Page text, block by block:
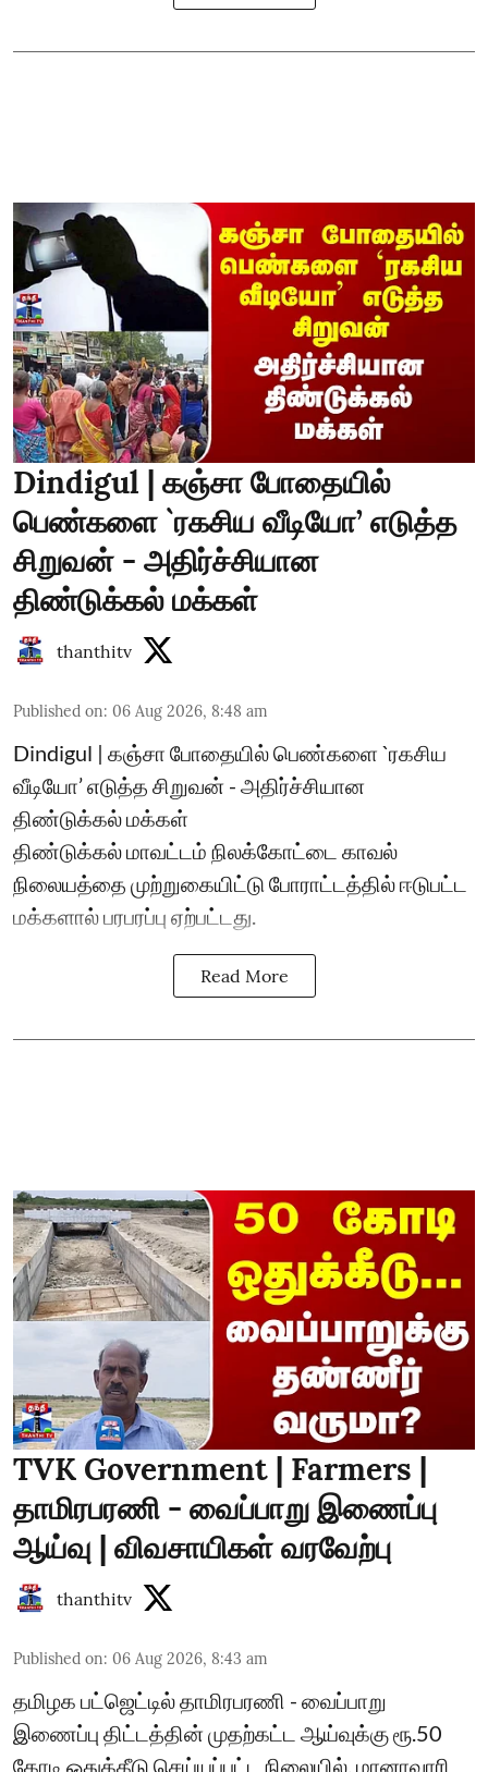
Dindigul | கஞ்சா போதையில்
பெண்களை `ரகசிய வீடியோ’ எடுத்த
சிறுவன் - அதிர்ச்சியான
திண்டுக்கல் மக்கள்
thanthitv
Published on: 06 Aug 2026, 8:48 am
Dindigul | கஞ்சா போதையில் பெண்களை `ரகசிய
வீடியோ’ எடுத்த சிறுவன் - அதிர்ச்சியான
திண்டுக்கல் மக்கள்
திண்டுக்கல் மாவட்டம் நிலக்கோட்டை காவல்
நிலையத்தை முற்றுகையிட்டு போராட்டத்தில் ஈடுபட்ட
மக்களால் பரபரப்பு ஏற்பட்டது.
Read More
TVK Government | Farmers |
தாமிரபரணி - வைப்பாறு இணைப்பு
ஆய்வு | விவசாயிகள் வரவேற்பு
thanthitv
Published on: 06 Aug 2026, 8:43 am
தமிழக பட்ஜெட்டில் தாமிரபரணி - வைப்பாறு
இணைப்பு திட்டத்தின் முதற்கட்ட ஆய்வுக்கு ரூ.50
கோடி ஒதுக்கீடு செய்யப்பட்ட நிலையில், மானாவாரி